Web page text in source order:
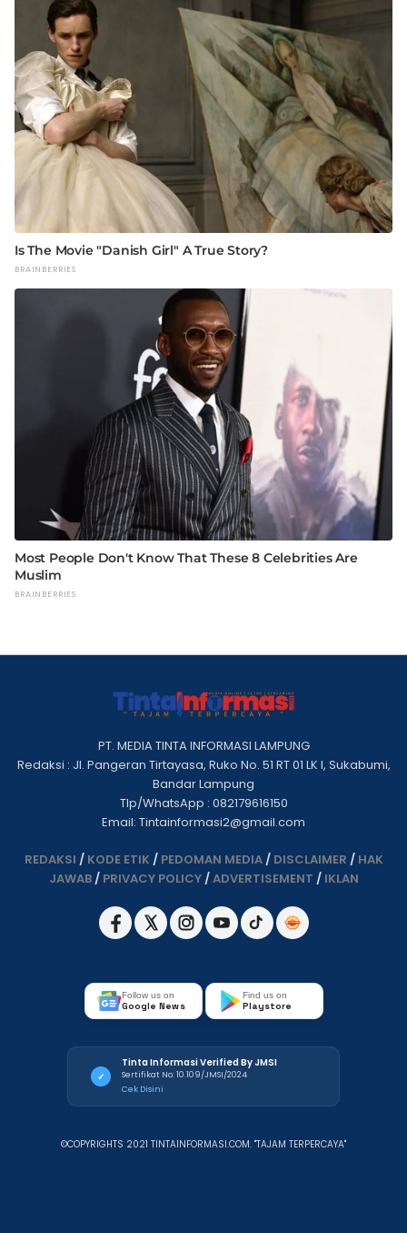
PT. MEDIA TINTA INFORMASI LAMPUNG
Redaksi : Jl. Pangeran Tirtayasa, Ruko No. 51 RT 01 LK I, Sukabumi,
Bandar Lampung
Tlp/WhatsApp : 082179616150
Email: Tintainformasi2@gmail.com
REDAKSI / KODE ETIK / PEDOMAN MEDIA/ DISCLAIMER / HAK
JAWAB/ PRIVACY POLICY/ADVERTISEMENT / IKLAN
Follow us on
Google News
Find us on
Playstore
✓
Tinta Informasi Verified By JMSI
Sertifikat No: 10.109/JMSI/2024
Cek Disini
©COPYRIGHTS 2021 TINTAINFORMASI.COM. "TAJAM TERPERCAYA"